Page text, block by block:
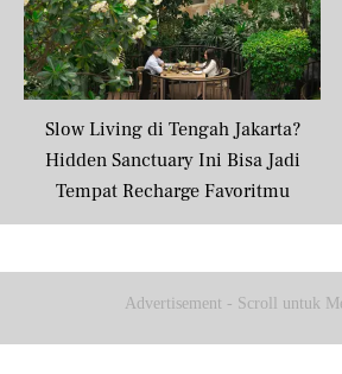
Slow Living di Tengah Jakarta?
Hidden Sanctuary Ini Bisa Jadi
Tempat Recharge Favoritmu
Advertisement - Scroll untuk